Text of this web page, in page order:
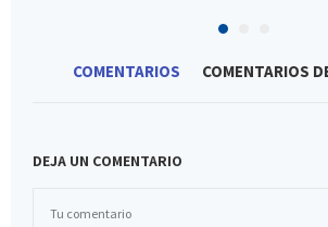
COMENTARIOS COMENTARIOS
DEJA UN COMENTARIO